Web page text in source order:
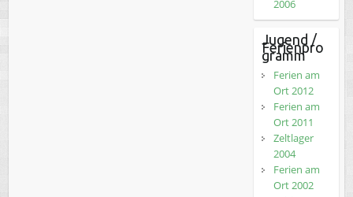
2006
Jugend /
Ferienpro
gramm
Ferien am
Ort 2012
Ferien am
Ort 2011
Zeltlager
2004
Ferien am
Ort 2002